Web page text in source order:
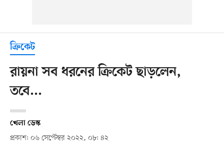
ক্রিকেট
রায়না সব ধরনের ক্রিকেট ছাড়লেন,
তবে...
খেলা ডেস্ক
প্রকাশ: ০৬ সেপ্টেম্বর ২০২২, ০৮: ৪২